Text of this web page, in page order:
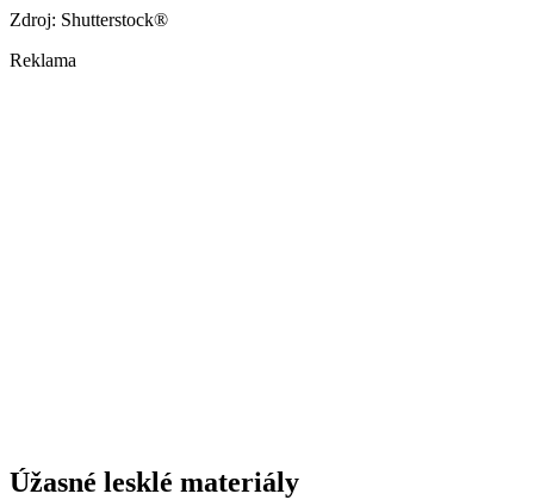
Zdroj: Shutterstock®
Reklama
Úžasné lesklé materiály